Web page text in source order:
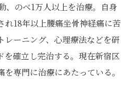
、のべ1万人以上を治療。自身
れ18年以上腰痛坐骨神経痛に苦
レーニング、心理療法などを研
を確立し完治する。現在新宿区
専門に治療にあたっている。